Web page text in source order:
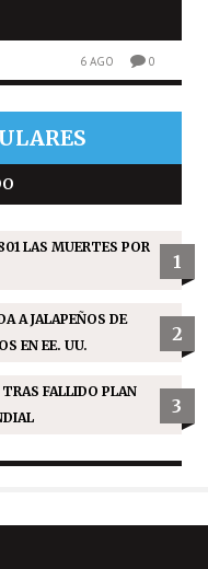
6 AGO 0
LAS MUERTES POR
1
A JALAPEÑOS DE
EN EE. UU.
2
FALLIDO PLAN
3